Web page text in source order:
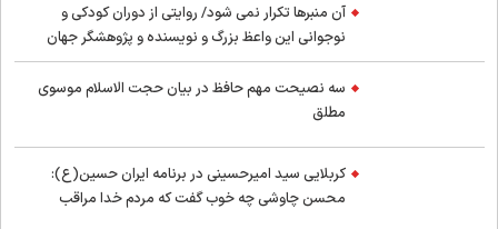
آن منبرها تکرار نمی شود/ روایتی از دوران کودکی و
نوجوانی این واعظ بزرگ و نویسنده و پژوهشگر جهان
اسلام
سه نصیحت مهم حافظ در بیان حجت الاسلام موسوی
مطلق
کربلایی سید امیر‌حسینی در برنامه ایران حسین(ع):
محسن چاوشی چه خوب گفت که مردم خدا مراقب